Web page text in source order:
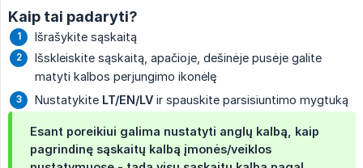
Kaip tai padaryti?
Išrašykite sąskaitą
Išskleiskite sąskaitą, apačioje, dešinėje pusėje galite
matyti kalbos perjungimo ikonėlę
Nustatykite LT/EN/LV ir spauskite parsisiuntimo mygtuką
Esant poreikiui galima nustatyti anglų kalbą, kaip
pagrindinę sąskaitų kalbą įmonės/veiklos